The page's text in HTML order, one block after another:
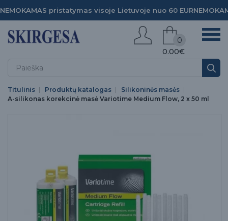
NEMOKAMAS pristatymas visoje Lietuvoje nuo 60 EUR
0.00€
0
Titulinis Produktų katalogas
Silikoninės masės
A-silikonas korekcinė masė Variotime Medium Flow, 2 x 50 ml